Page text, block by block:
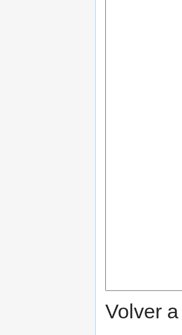
Volver a